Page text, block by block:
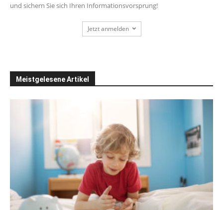
und sichern Sie sich Ihren Informationsvorsprung!
Jetzt anmelden
Meistgelesene Artikel